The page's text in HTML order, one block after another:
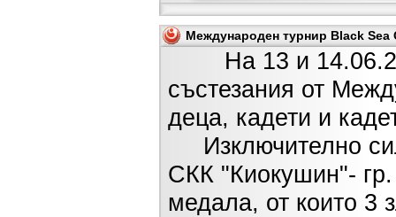
Международен турнир Black Sea
На 13 и
състезания от
деца, кадети и
Изключително
СКК "Киокушин"-
медала, от които 3